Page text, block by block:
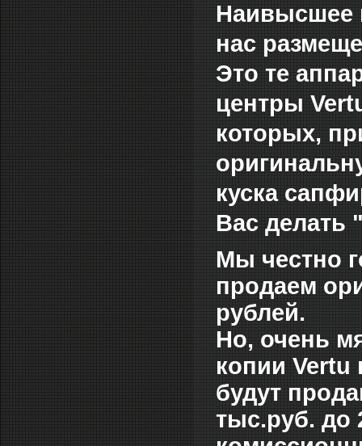
Наивысшее
нас
Это те
центры
которых,
куска
Вас делать
Мы честно
продаем
рублей.
Но, очень
копии Vertu
будут
тыс.руб. до